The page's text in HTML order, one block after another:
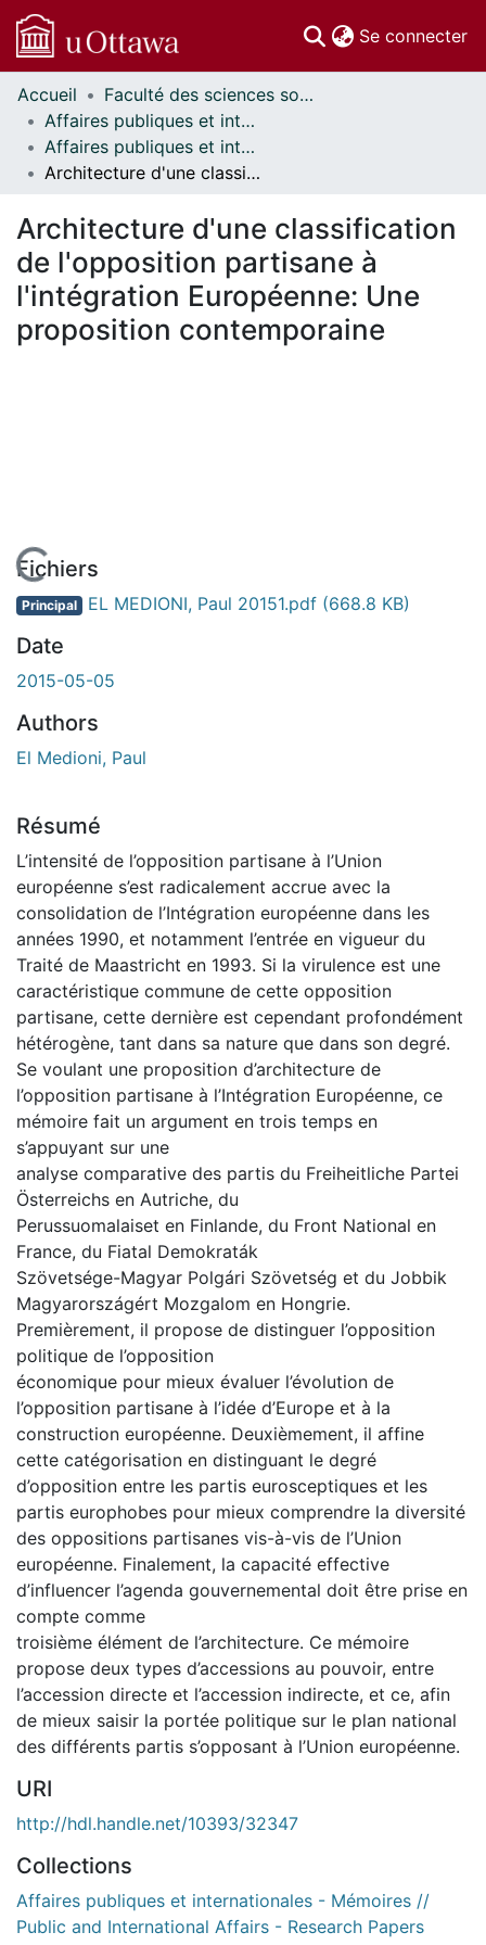
Se connecter
Communautés
et collections
Parcourir
Statistiques
À propos
Accueil
Faculté des sciences sociales // Faculty of Social Sciences
Affaires publiques et internationales // Public and International Affairs
Affaires publiques et internationales - Mémoires // Public and International Affairs - Research Papers
Architecture d'une classification de l'opposition partisane à l'intégration Européenne: Une proposition contemporaine
Architecture d'une classification
de l'opposition partisane à
l'intégration Européenne: Une
proposition contemporaine
En cours de chargement...
Fichiers
Principal EL MEDIONI, Paul 20151.pdf (668.8 KB)
Date
2015-05-05
Authors
El Medioni, Paul
Résumé
L’intensité de l’opposition partisane à l’Union
européenne s’est radicalement accrue avec la
consolidation de l’Intégration européenne dans les
années 1990, et notamment l’entrée en vigueur du
Traité de Maastricht en 1993. Si la virulence est une
caractéristique commune de cette opposition
partisane, cette dernière est cependant profondément
hétérogène, tant dans sa nature que dans son degré.
Se voulant une proposition d’architecture de
l’opposition partisane à l’Intégration Européenne, ce
mémoire fait un argument en trois temps en
s’appuyant sur une
analyse comparative des partis du Freiheitliche Partei
Österreichs en Autriche, du
Perussuomalaiset en Finlande, du Front National en
France, du Fiatal Demokraták
Szövetsége-Magyar Polgári Szövetség et du Jobbik
Magyarországért Mozgalom en Hongrie.
Premièrement, il propose de distinguer l’opposition
politique de l’opposition
économique pour mieux évaluer l’évolution de
l’opposition partisane à l’idée d’Europe et à la
construction européenne. Deuxièmement, il affine
cette catégorisation en distinguant le degré
d’opposition entre les partis eurosceptiques et les
partis europhobes pour mieux comprendre la diversité
des oppositions partisanes vis-à-vis de l’Union
européenne. Finalement, la capacité effective
d’influencer l’agenda gouvernemental doit être prise en
compte comme
troisième élément de l’architecture. Ce mémoire
propose deux types d’accessions au pouvoir, entre
l’accession directe et l’accession indirecte, et ce, afin
de mieux saisir la portée politique sur le plan national
des différents partis s’opposant à l’Union européenne.
URI
http://hdl.handle.net/10393/32347
Collections
Affaires publiques et internationales - Mémoires //
Public and International Affairs - Research Papers